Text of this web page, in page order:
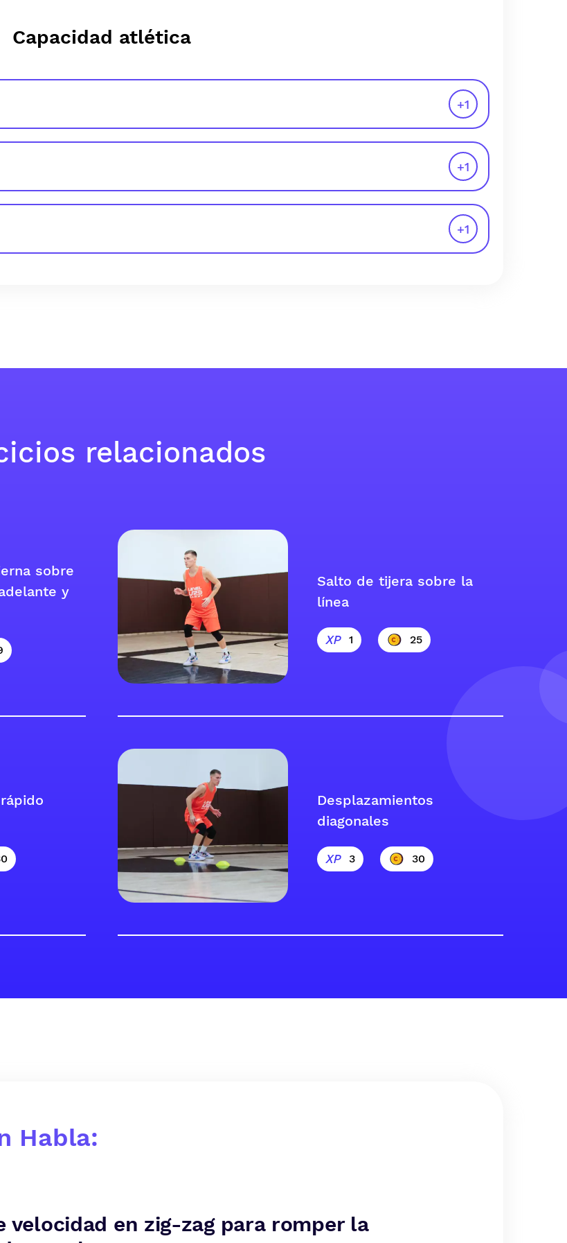
Capacidad atlética
+1
+1
+1
relacionados
sobre
y
Salto de tijera sobre la
línea
1 25
Desplazamientos
diagonales
3 30
Habla:
velocidad en zig-zag para romper la